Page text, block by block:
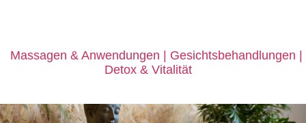
Massagen & Anwendungen | Gesichtsbehandlungen |
Detox &Vitalität